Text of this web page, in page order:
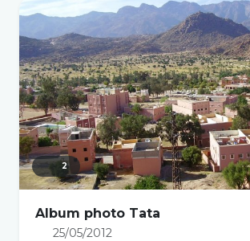
2
Album photo Tata
25/05/2012